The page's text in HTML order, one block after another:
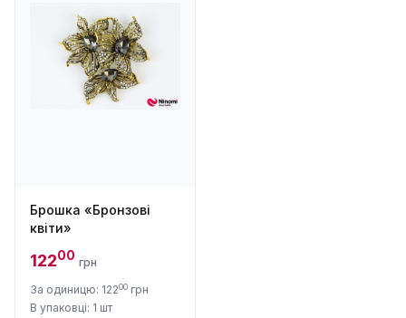
Брошка «Бронзові
квіти»
12200 грн
За одиницю: 12200 грн
В упаковці: 1 шт